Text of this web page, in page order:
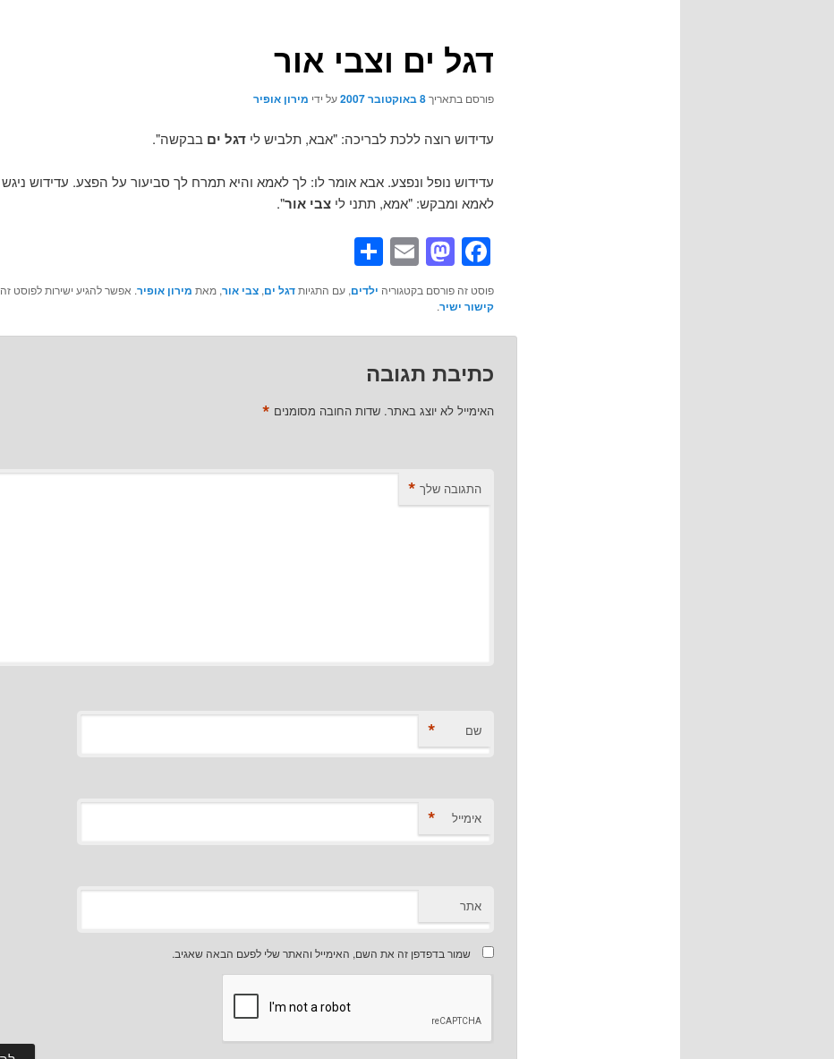
דגל ים וצבי אור
פורסם בתאריך8 באוקטובר 2007 על ידי מירון אופיר
עדידוש רוצה ללכת לבריכה: "אבא, תלביש לי דגל ים בבקשה".
עדידוש נופל ונפצע. אבא אומר לו: לך לאמא והיא תמרח לך סביעור על הפצע. עדידוש ניגש
לאמא ומבקש: "אמא, תתני לי צבי אור".
Facebook
Mastodon
Email
Share
פוסט זה פורסם בקטגוריה ילדים, עם התגיותדגל ים, צבי אור, מאת מירון אופיר. אפשר להגיע ישירות לפוסט זה
קישור ישיר.
כתיבת תגובה
האימייל לא יוצג באתר. שדות החובה מסומנים *
התגובה שלך *
שם *
אימייל *
אתר
שמור בדפדפן זה את השם, האימייל והאתר שלי לפעם הבאה שאגיב.